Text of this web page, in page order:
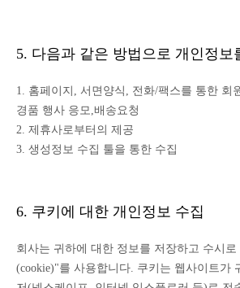
5. 다음과 같은 방법으로 개인정보
1. 홈페이지, 서면양식, 전화/팩스를 통한 회
경품 행사 응모,배송요청
2. 제휴사로부터의 제공
3. 생성정보 수집 툴을 통한 수집
6. 쿠키에 대한 개인정보 수집
회사는 귀하에 대한 정보를 저장하고 수시로
(cookie)"를 사용합니다. 쿠키는 웹사이트가